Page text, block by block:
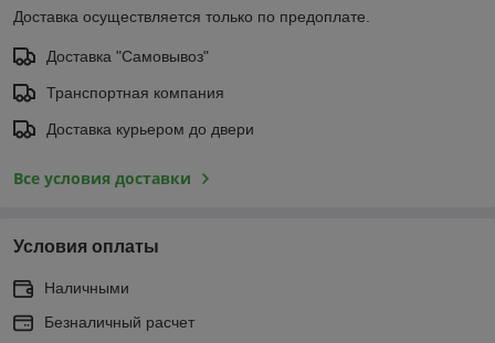
Доставка осуществляется только по предоплате.
Доставка "Самовывоз"
Транспортная компания
Доставка курьером до двери
Все условия доставки
Условия оплаты
Наличными
Безналичный расчет